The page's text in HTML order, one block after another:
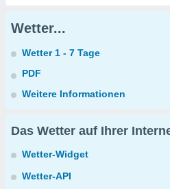
Wetter...
Wetter 1 - 7 Tage
PDF
Weitere Informationen
Das Wetter auf Ihrer
Wetter-Widget
Wetter-API